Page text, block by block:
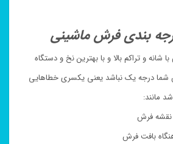
بندی فرش ماشینی
و تراکم بالا و با بهترین نخ و دستگاه
شما درجه یک نباشد یعنی یکسری خطاهایی
مانند: